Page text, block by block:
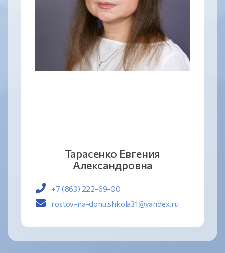
Тарасенко Евгения
Александровна
+7 (863) 222-69-00
rostov-na-donu.shkola31@yandex.ru